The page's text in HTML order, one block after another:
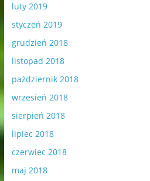
luty 2019
styczeń 2019
grudzień 2018
listopad 2018
październik 2018
wrzesień 2018
sierpień 2018
lipiec 2018
czerwiec 2018
maj 2018